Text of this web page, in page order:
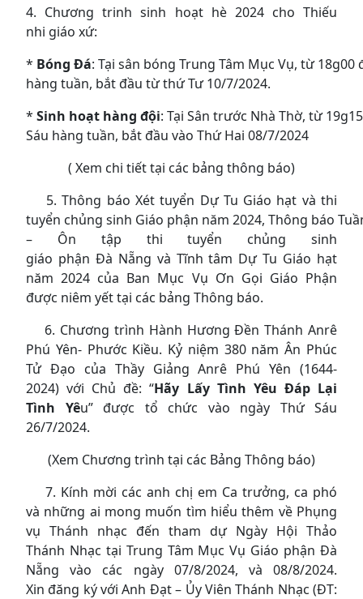
4. Chương trinh sinh hoạt hè 2024 cho Thiếu
nhi giáo xứ:
* Bóng Đá: Tại sân bóng Trung Tâm Mục Vụ, từ
hàng tuần, bắt đầu từ thứ Tư 10/7/2024.
* Sinh hoạt hàng đội: Tại Sân trước Nhà Thờ, từ
Sáu hàng tuần, bắt đầu vào Thứ Hai 08/7/2024
( Xem chi tiết tại các bảng thông báo)
5. Thông báo Xét tuyển Dự Tu Giáo hạt và thi
tuyển chủng sinh Giáo phận năm 2024, Thông báo
– Ôn tập thi tuyển chủng sinh
giáo phận Đà Nẵng và Tĩnh tâm Dự Tu Giáo hạt
năm 2024 của Ban Mục Vụ Ơn Gọi Giáo Phận
được niêm yết tại các bảng Thông báo.
6. Chương trình Hành Hương Đền Thánh Anrê
Phú Yên- Phước Kiều. Kỷ niệm 380 năm Ân Phúc
Tử Đạo của Thầy Giảng Anrê Phú Yên (1644-
2024) với Chủ đề: “Hãy Lấy Tình Yêu Đáp Lại
Tình Yêu” được tổ chức vào ngày Thứ Sáu
26/7/2024.
(Xem Chương trình tại các Bảng Thông báo)
7. Kính mời các anh chị em Ca trưởng, ca phó
và những ai mong muốn tìm hiểu thêm về Phụng
vụ Thánh nhạc đến tham dự Ngày Hội Thảo
Thánh Nhạc tại Trung Tâm Mục Vụ Giáo phận Đà
Nẵng vào các ngày 07/8/2024, và 08/8/2024.
Xin đăng ký với Anh Đạt – Ủy Viên Thánh Nhạc (ĐT: